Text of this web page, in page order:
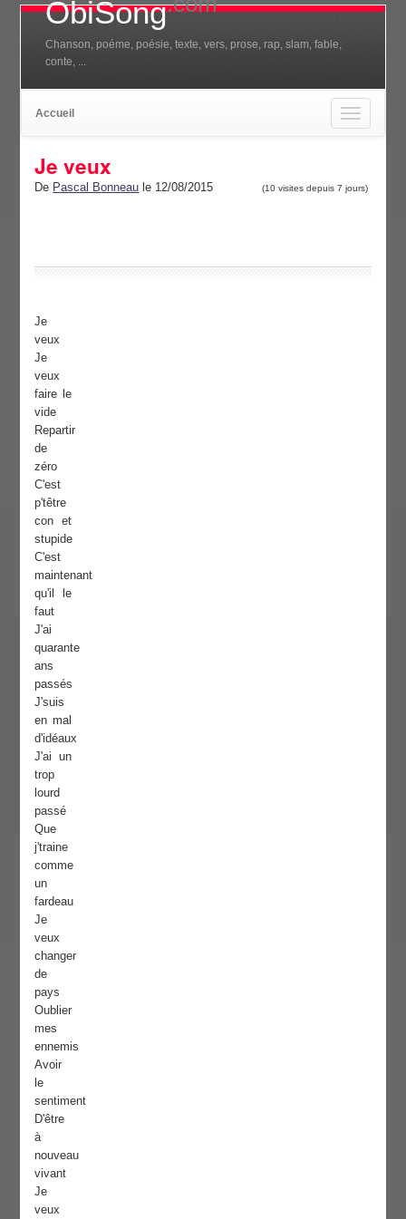
ObiSong
Chanson, poéme, poésie, texte, vers, prose, rap, slam, fable,
conte, ...
Toggle
navigation
Accueil
Je veux
De Pascal Bonneau le 12/08/2015 (10 visites depuis 7 jours)
Je
veux
Je
veux
faire le
vide
Repartir
de
zéro
C'est
p'têtre
con et
stupide
C'est
maintenant
qu'il le
faut
J'ai
quarante
ans
passés
J'suis
en mal
d'idéaux
J'ai un
trop
lourd
passé
Que
j'traine
comme
un
fardeau
Je
veux
changer
de
pays
Oublier
mes
ennemis
Avoir
le
sentiment
D'être
à
nouveau
vivant
Je
veux